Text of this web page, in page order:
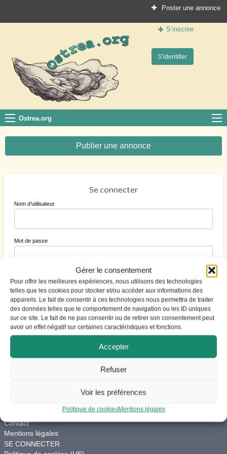
Gérer le consentement
Pour offrir les meilleures expériences, nous utilisons des technologies
telles que les cookies pour stocker et/ou accéder aux informations des
appareils. Le fait de consentir à ces technologies nous permettra de traiter
des données telles que le comportement de navigation ou les ID uniques
sur ce site. Le fait de ne pas consentir ou de retirer son consentement peut
avoir un effet négatif sur certaines caractéristiques et fonctions.
Accepter
Refuser
Voir les préférences
Politique de cookiesMentions légales
Poster une annonce
S’inscrire
S’identifier
Ostrea.org
Le site des professionnels de la conchyliculture
Ostrea.org
Publier une annonce
Se connecter
Nom d'utilisateur
Mot de passe
Se souvenir de moi
S’inscrire Mot de passe perdu ?
Contact
Mentions légales
SE CONNECTER